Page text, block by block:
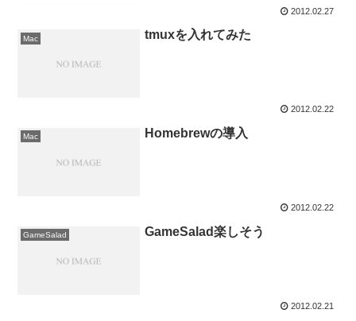
2012.02.27
Mac tmuxを入れてみた
2012.02.22
Mac Homebrewの導入
2012.02.22
GameSalad GameSalad楽しそう
2012.02.21